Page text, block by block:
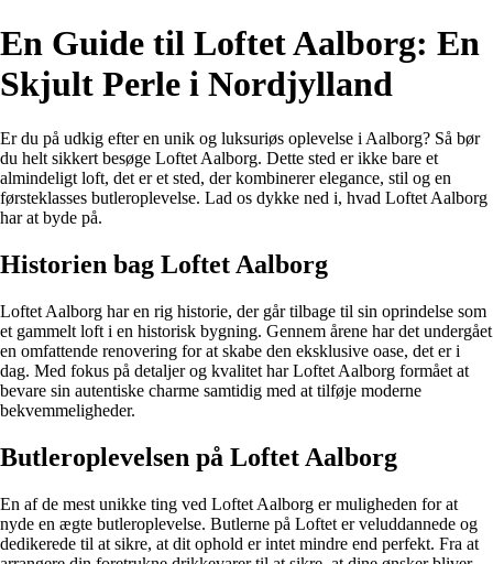
En Guide til Loftet Aalborg: En
Skjult Perle i Nordjylland
Er du på udkig efter en unik og luksuriøs oplevelse i Aalborg? Så bør
du helt sikkert besøge Loftet Aalborg. Dette sted er ikke bare et
almindeligt loft, det er et sted, der kombinerer elegance, stil og en
førsteklasses butleroplevelse. Lad os dykke ned i, hvad Loftet Aalborg
har at byde på.
Historien bag Loftet Aalborg
Loftet Aalborg har en rig historie, der går tilbage til sin oprindelse som
et gammelt loft i en historisk bygning. Gennem årene har det undergået
en omfattende renovering for at skabe den eksklusive oase, det er i
dag. Med fokus på detaljer og kvalitet har Loftet Aalborg formået at
bevare sin autentiske charme samtidig med at tilføje moderne
bekvemmeligheder.
Butleroplevelsen på Loftet Aalborg
En af de mest unikke ting ved Loftet Aalborg er muligheden for at
nyde en ægte butleroplevelse. Butlerne på Loftet er veluddannede og
dedikerede til at sikre, at dit ophold er intet mindre end perfekt. Fra at